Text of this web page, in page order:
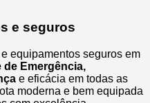
e seguros
equipamentos seguros em
Emergência,
e eficácia em todas as
moderna e bem equipada